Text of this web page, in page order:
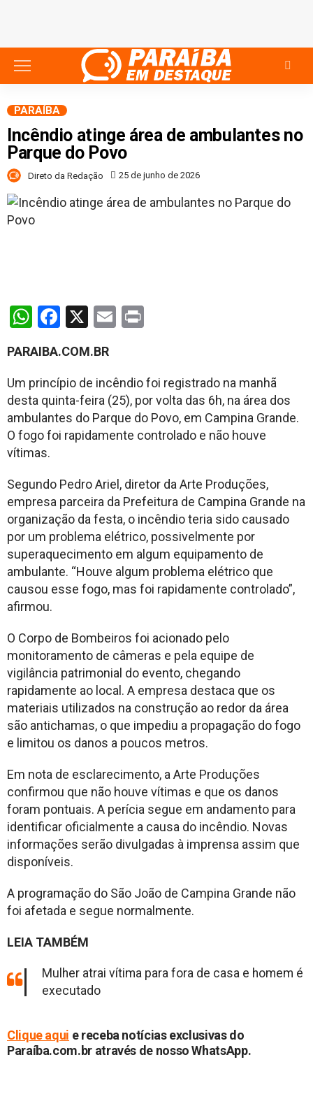
PARAÍBA
Incêndio atinge área de ambulantes no
Parque do Povo
Direto da Redação 25 de junho de 2026
WhatsApp
Facebook
X Email
PARAIBA.COM.BR
Um princípio de incêndio foi registrado na manhã
desta quinta-feira (25), por volta das 6h, na área dos
ambulantes do Parque do Povo, em Campina Grande.
O fogo foi rapidamente controlado e não houve
vítimas.
Segundo Pedro Ariel, diretor da Arte Produções,
empresa parceira da Prefeitura de Campina Grande na
organização da festa, o incêndio teria sido causado
por um problema elétrico, possivelmente por
superaquecimento em algum equipamento de
ambulante. “Houve algum problema elétrico que
causou esse fogo, mas foi rapidamente controlado”,
afirmou.
O Corpo de Bombeiros foi acionado pelo
monitoramento de câmeras e pela equipe de
vigilância patrimonial do evento, chegando
rapidamente ao local. A empresa destaca que os
materiais utilizados na construção ao redor da área
são antichamas, o que impediu a propagação do fogo
e limitou os danos a poucos metros.
Em nota de esclarecimento, a Arte Produções
confirmou que não houve vítimas e que os danos
foram pontuais. A perícia segue em andamento para
identificar oficialmente a causa do incêndio. Novas
informações serão divulgadas à imprensa assim que
disponíveis.
A programação do São João de Campina Grande não
foi afetada e segue normalmente.
LEIA TAMBÉM
Mulher atrai vítima para fora de casa e homem é
executado
Clique aqui e receba notícias exclusivas do
Paraíba.com.br através de nosso WhatsApp.